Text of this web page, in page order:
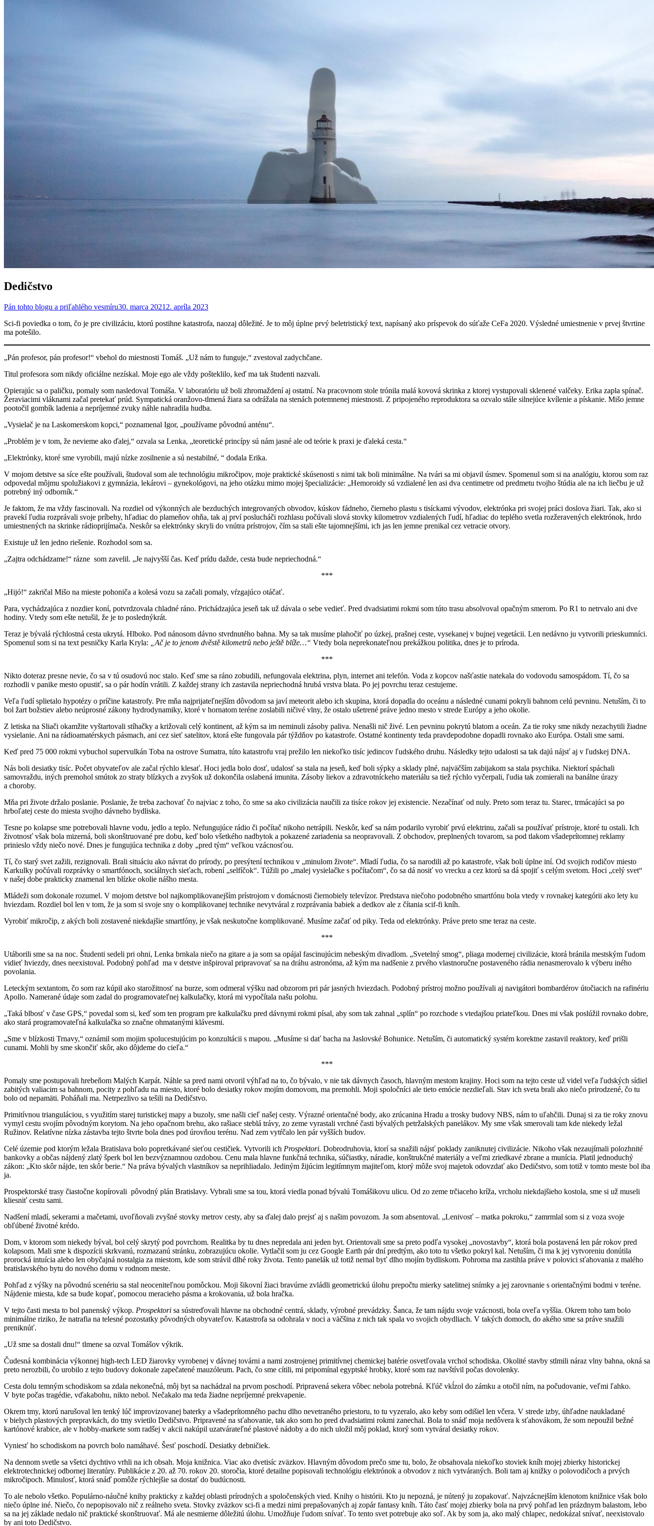
Dedičstvo
Pán tohto blogu a priľahlého vesmíru30. marca 2021 2. apríla 2023
Sci-fi poviedka o tom, čo je pre civilizáciu, ktorú postihne katastrofa, naozaj dôležité. Je to môj úplne prvý beletristický text, napísaný ako príspevok do súťaže CeFa 2020. Výsledné umiestnenie v prvej štvrtine
ma potešilo.
„Pán profesor, pán profesor!“ vbehol do miestnosti Tomáš. „Už nám to funguje,“ zvestoval zadychčane.
Titul profesora som nikdy oficiálne nezískal. Moje ego ale vždy pošteklilo, keď ma tak študenti nazvali.
Opierajúc sa o paličku, pomaly som nasledoval Tomáša. V laboratóriu už boli zhromaždení aj ostatní. Na pracovnom stole trónila malá kovová skrinka z ktorej vystupovali sklenené valčeky. Erika zapla spínač.
Žeraviacimi vláknami začal pretekať prúd. Sympatická oranžovo-tlmená žiara sa odrážala na stenách potemnenej miestnosti. Z pripojeného reproduktora sa ozvalo stále silnejúce kvílenie a pískanie. Mišo jemne
pootočil gombík ladenia a nepríjemné zvuky náhle nahradila hudba.
„Vysielač je na Laskomerskom kopci,“ poznamenal Igor, „používame pôvodnú anténu“.
„Problém je v tom, že nevieme ako ďalej,“ ozvala sa Lenka, „teoretické princípy sú nám jasné ale od teórie k praxi je ďaleká cesta.“
„Elektrónky, ktoré sme vyrobili, majú nízke zosilnenie a sú nestabilné, “ dodala Erika.
V mojom detstve sa síce ešte používali, študoval som ale technológiu mikročipov, moje praktické skúsenosti s nimi tak boli minimálne. Na tvári sa mi objavil úsmev. Spomenul som si na analógiu, ktorou som raz
odpovedal môjmu spolužiakovi z gymnázia, lekárovi – gynekológovi, na jeho otázku mimo mojej špecializácie: „Hemoroidy sú vzdialené len asi dva centimetre od predmetu tvojho štúdia ale na ich liečbu je už
potrebný iný odborník.“
Je faktom, že ma vždy fascinovali. Na rozdiel od výkonných ale bezduchých integrovaných obvodov, kúskov fádneho, čierneho plastu s tisíckami vývodov, elektrónka pri svojej práci doslova žiari. Tak, ako si
pravekí ľudia rozprávali svoje príbehy, hľadiac do plameňov ohňa, tak aj prví poslucháči rozhlasu počúvali slová stovky kilometrov vzdialených ľudí, hľadiac do teplého svetla rozžeravených elektrónok, hrdo
umiestnených na skrinke rádioprijímača. Neskôr sa elektrónky skryli do vnútra prístrojov, čím sa stali ešte tajomnejšími, ich jas len jemne prenikal cez vetracie otvory.
Existuje už len jedno riešenie. Rozhodol som sa.
„Zajtra odchádzame!“ rázne som zavelil. „Je najvyšší čas. Keď prídu dažde, cesta bude nepriechodná.“
***
„Hijó!“ zakričal Mišo na mieste pohoniča a kolesá vozu sa začali pomaly, vŕzgajúco otáčať.
Para, vychádzajúca z nozdier koní, potvrdzovala chladné ráno. Prichádzajúca jeseň tak už dávala o sebe vedieť. Pred dvadsiatimi rokmi som túto trasu absolvoval opačným smerom. Po R1 to netrvalo ani dve
hodiny. Vtedy som ešte netušil, že je to poslednýkrát.
Teraz je bývalá rýchlostná cesta ukrytá. Hlboko. Pod nánosom dávno stvrdnutého bahna. My sa tak musíme plahočiť po úzkej, prašnej ceste, vysekanej v bujnej vegetácii. Len nedávno ju vytvorili prieskumníci.
Spomenul som si na text pesničky Karla Kryla:
„Ač je to jenom dvěstě kilometrů nebo ještě blíže…“ Vtedy bola neprekonateľnou prekážkou politika, dnes je to príroda.
***
Nikto doteraz presne nevie, čo sa v tú osudovú noc stalo. Keď sme sa ráno zobudili, nefungovala elektrina, plyn, internet ani telefón. Voda z kopcov našťastie natekala do vodovodu samospádom. Tí, čo sa
rozhodli v panike mesto opustiť, sa o pár hodín vrátili. Z každej strany ich zastavila nepriechodná hrubá vrstva blata. Po jej povrchu teraz cestujeme.
Veľa ľudí splietalo hypotézy o príčine katastrofy. Pre mňa najprijateľnejším dôvodom sa javí meteorit alebo ich skupina, ktorá dopadla do oceánu a následné cunami pokryli bahnom celú pevninu. Netuším, či to
bol žart božstiev alebo neúprosné zákony hydrodynamiky, ktoré v hornatom teréne zoslabili ničivé vlny, že ostalo ušetrené práve jedno mesto v strede Európy a jeho okolie.
Z letiska na Sliači okamžite vyštartovali stíhačky a križovali celý kontinent, až kým sa im neminuli zásoby paliva. Nenašli nič živé. Len pevninu pokrytú blatom a oceán. Za tie roky sme nikdy nezachytili žiadne
vysielanie. Ani na rádioamatérskych pásmach, ani cez sieť satelitov, ktorá ešte fungovala pár týždňov po katastrofe. Ostatné kontinenty teda pravdepodobne dopadli rovnako ako Európa. Ostali sme sami.
Keď pred 75 000 rokmi vybuchol supervulkán Toba na ostrove Sumatra, túto katastrofu vraj prežilo len niekoľko tisíc jedincov ľudského druhu. Následky tejto udalosti sa tak dajú nájsť aj v ľudskej DNA.
Nás boli desiatky tisíc. Počet obyvateľov ale začal rýchlo klesať. Hoci jedla bolo dosť, udalosť sa stala na jeseň, keď boli sýpky a sklady plné, najväčším zabijakom sa stala psychika. Niektorí spáchali
samovraždu, iných premohol smútok zo straty blízkych a zvyšok už dokončila oslabená imunita. Zásoby liekov a zdravotníckeho materiálu sa tiež rýchlo vyčerpali, ľudia tak zomierali na banálne úrazy
a choroby.
Mňa pri živote držalo poslanie. Poslanie, že treba zachovať čo najviac z toho, čo sme sa ako civilizácia naučili za tisíce rokov jej existencie. Nezačínať od nuly. Preto som teraz tu. Starec, trmácajúci sa po
hrboľatej ceste do miesta svojho dávneho bydliska.
Tesne po kolapse sme potrebovali hlavne vodu, jedlo a teplo. Nefungujúce rádio či počítač nikoho netrápili. Neskôr, keď sa nám podarilo vyrobiť prvú elektrinu, začali sa používať prístroje, ktoré tu ostali. Ich
životnosť však bola mizerná, boli skonštruované pre dobu, keď bolo všetkého nadbytok a pokazené zariadenia sa neopravovali. Z obchodov, preplnených tovarom, sa pod tlakom všadeprítomnej reklamy
prinieslo vždy niečo nové. Dnes je fungujúca technika z doby „pred tým“ veľkou vzácnosťou.
Tí, čo starý svet zažili, rezignovali. Brali situáciu ako návrat do prírody, po presýtení technikou v „minulom živote“. Mladí ľudia, čo sa narodili až po katastrofe, však boli úplne iní. Od svojich rodičov miesto
Karkulky počúvali rozprávky o smartfónoch, sociálnych sieťach, robení „selfíčok“. Túžili po „malej vysielačke s počítačom“, čo sa dá nosiť vo vrecku a cez ktorú sa dá spojiť s celým svetom. Hoci „celý svet“
v našej dobe prakticky znamenal len blízke okolie nášho mesta.
Mládeži som dokonale rozumel. V mojom detstve bol najkomplikovanejším prístrojom v domácnosti čiernobiely televízor. Predstava niečoho podobného smartfónu bola vtedy v rovnakej kategórii ako lety ku
hviezdam. Rozdiel bol len v tom, že ja som si svoje sny o komplikovanej technike nevytváral z rozprávania babiek a dedkov ale z čítania scif-fi kníh.
Vyrobiť mikročip, z akých boli zostavené niekdajšie smartfóny, je však neskutočne komplikované. Musíme začať od piky. Teda od elektrónky. Práve preto sme teraz na ceste.
***
Utáborili sme sa na noc. Študenti sedeli pri ohni, Lenka brnkala niečo na gitare a ja som sa opájal fascinujúcim nebeským divadlom. „Svetelný smog“, pliaga modernej civilizácie, ktorá bránila mestským ľudom
vidieť hviezdy, dnes neexistoval. Podobný pohľad ma v detstve inšpiroval pripravovať sa na dráhu astronóma, až kým ma nadšenie z prvého vlastnoručne postaveného rádia nenasmerovalo k výberu iného
povolania.
Leteckým sextantom, čo som raz kúpil ako starožitnosť na burze, som odmeral výšku nad obzorom pri pár jasných hviezdach. Podobný prístroj možno používali aj navigátori bombardérov útočiacich na rafinériu
Apollo. Namerané údaje som zadal do programovateľnej kalkulačky, ktorá mi vypočítala našu polohu.
„Taká blbosť v čase GPS,“ povedal som si, keď som ten program pre kalkulačku pred dávnymi rokmi písal, aby som tak zahnal „splín“ po rozchode s vtedajšou priateľkou. Dnes mi však poslúžil rovnako dobre,
ako stará programovateľná kalkulačka so značne ohmatanými klávesmi.
„Sme v blízkosti Trnavy,“ oznámil som mojim spolucestujúcim po konzultácii s mapou. „Musíme si dať bacha na Jaslovské Bohunice. Netuším, či automatický systém korektne zastavil reaktory, keď prišli
cunami. Mohli by sme skončiť skôr, ako dôjdeme do cieľa.“
***
Pomaly sme postupovali hrebeňom Malých Karpát. Náhle sa pred nami otvoril výhľad na to, čo bývalo, v nie tak dávnych časoch, hlavným mestom krajiny. Hoci som na tejto ceste už videl veľa ľudských sídiel
zabitých valiacim sa bahnom, pocity z pohľadu na miesto, ktoré bolo desiatky rokov mojím domovom, ma premohli. Moji spoločníci ale tieto emócie nezdieľali. Stav ich sveta brali ako niečo prirodzené, čo tu
bolo od nepamäti. Poháňali ma. Netrpezlivo sa tešili na Dedičstvo.
Primitívnou trianguláciou, s využitím starej turistickej mapy a buzoly, sme našli cieľ našej cesty. Výrazné orientačné body, ako zrúcanina Hradu a trosky budovy NBS, nám to uľahčili. Dunaj si za tie roky znovu
vymyl cestu svojím pôvodným korytom. Na jeho opačnom brehu, ako rašiace steblá trávy, zo zeme vyrastali vrchné časti bývalých petržalských panelákov. My sme však smerovali tam kde niekedy ležal
Ružinov. Relatívne nízka zástavba tejto štvrte bola dnes pod úrovňou terénu. Nad zem vytŕčalo len pár vyšších budov.
Celé územie pod ktorým ležala Bratislava bolo popretkávané sieťou cestičiek. Vytvorili ich Prospektori. Dobrodruhovia, ktorí sa snažili nájsť poklady zaniknutej civilizácie. Nikoho však nezaujímali polozhnité
bankovky a občas nájdený zlatý šperk bol len bezvýznamnou ozdobou. Cenu mala hlavne funkčná technika, súčiastky, náradie, konštrukčné materiály a veľmi zriedkavé zbrane a munícia. Platil jednoduchý
zákon: „Kto skôr nájde, ten skôr berie.“ Na práva bývalých vlastníkov sa neprihliadalo. Jediným žijúcim legitímnym majiteľom, ktorý môže svoj majetok odovzdať ako Dedičstvo, som totiž v tomto meste bol iba
ja.
Prospektorské trasy čiastočne kopírovali pôvodný plán Bratislavy. Vybrali sme sa tou, ktorá viedla ponad bývalú Tomášikovu ulicu. Od zo zeme trčiaceho kríža, vrcholu niekdajšieho kostola, sme si už museli
kliesniť cestu sami.
Nadšení mladí, sekerami a mačetami, uvoľňovali zvyšné stovky metrov cesty, aby sa ďalej dalo prejsť aj s našim povozom. Ja som absentoval. „Lenivosť – matka pokroku,“ zamrmlal som si z voza svoje
obľúbené životné krédo.
Dom, v ktorom som niekedy býval, bol celý skrytý pod povrchom. Realitka by tu dnes nepredala ani jeden byt. Orientovali sme sa preto podľa vysokej „novostavby“, ktorá bola postavená len pár rokov pred
kolapsom. Mali sme k dispozícii skrkvanú, rozmazanú stránku, zobrazujúcu okolie. Vytlačil som ju cez Google Earth pár dní predtým, ako toto tu všetko pokryl kal. Netuším, či ma k jej vytvoreniu donútila
prorocká intuícia alebo len obyčajná nostalgia za miestom, kde som strávil dlhé roky života. Tento panelák už totiž nemal byť dlho mojím bydliskom. Pohroma ma zastihla práve v polovici sťahovania z malého
bratislavského bytu do nového domu v rodnom meste.
Pohľad z výšky na pôvodnú scenériu sa stal neoceniteľnou pomôckou. Moji šikovní žiaci bravúrne zvládli geometrickú úlohu prepočtu mierky satelitnej snímky a jej zarovnanie s orientačnými bodmi v teréne.
Nájdenie miesta, kde sa bude kopať, pomocou meracieho pásma a krokovania, už bola hračka.
V tejto časti mesta to bol panenský výkop. Prospektori sa sústreďovali hlavne na obchodné centrá, sklady, výrobné prevádzky. Šanca, že tam nájdu svoje vzácnosti, bola oveľa vyššia. Okrem toho tam bolo
minimálne riziko, že natrafia na telesné pozostatky pôvodných obyvateľov. Katastrofa sa odohrala v noci a väčšina z nich tak spala vo svojich obydliach. V takých domoch, do akého sme sa práve snažili
preniknúť.
„Už sme sa dostali dnu!“ tlmene sa ozval Tomášov výkrik.
Čudesná kombinácia výkonnej high-tech LED žiarovky vyrobenej v dávnej továrni a nami zostrojenej primitívnej chemickej batérie osvetľovala vrchol schodiska. Okolité stavby stlmili náraz vlny bahna, okná sa
preto nerozbili, čo urobilo z tejto budovy dokonale zapečatené mauzóleum. Pach, čo sme cítili, mi pripomínal egyptské hrobky, ktoré som raz navštívil počas dovolenky.
Cesta dolu temným schodiskom sa zdala nekonečná, môj byt sa nachádzal na prvom poschodí. Pripravená sekera vôbec nebola potrebná. Kľúč vkĺzol do zámku a otočil ním, na počudovanie, veľmi ľahko.
V byte počas tragédie, vďakabohu, nikto nebol. Nečakalo ma teda žiadne nepríjemné prekvapenie.
Okrem tmy, ktorú narušoval len tenký lúč improvizovanej baterky a všadeprítomného pachu dlho nevetraného priestoru, to tu vyzeralo, ako keby som odišiel len včera. V strede izby, úhľadne naukladané
v bielych plastových prepravkách, do tmy svietilo Dedičstvo. Pripravené na sťahovanie, tak ako som ho pred dvadsiatimi rokmi zanechal. Bola to snáď moja nedôvera k sťahovákom, že som nepoužil bežné
kartónové krabice, ale v hobby-markete som radšej v akcii nakúpil uzatvárateľné plastové nádoby a do nich uložil môj poklad, ktorý som vytváral desiatky rokov.
Vyniesť ho schodiskom na povrch bolo namáhavé. Šesť poschodí. Desiatky debničiek.
Na dennom svetle sa všetci dychtivo vrhli na ich obsah. Moja knižnica. Viac ako dvetisíc zväzkov. Hlavným dôvodom prečo sme tu, bolo, že obsahovala niekoľko stoviek kníh mojej zbierky historickej
elektrotechnickej odbornej literatúry. Publikácie z 20. až 70. rokov 20. storočia, ktoré detailne popisovali technológiu elektrónok a obvodov z nich vytváraných. Boli tam aj knižky o polovodičoch a prvých
mikročipoch. Minulosť, ktorá snáď pomôže rýchlejšie sa dostať do budúcnosti.
To ale nebolo všetko. Populárno-náučné knihy prakticky z každej oblasti prírodných a spoločenských vied. Knihy o histórii. Kto ju nepozná, je nútený ju zopakovať. Najvzácnejším klenotom knižnice však bolo
niečo úplne iné. Niečo, čo nepopisovalo nič z reálneho sveta. Stovky zväzkov sci-fi a medzi nimi prepašovaných aj zopár fantasy kníh. Táto časť mojej zbierky bola na prvý pohľad len prázdnym balastom, lebo
sa na jej základe nedalo nič praktické skonštruovať. Má ale nesmierne dôležitú úlohu. Umožňuje ľudom snívať. To tento svet potrebuje ako soľ. Ak by som ja, ako malý chlapec, nedokázal snívať, neexistovalo
by ani toto Dedičstvo.